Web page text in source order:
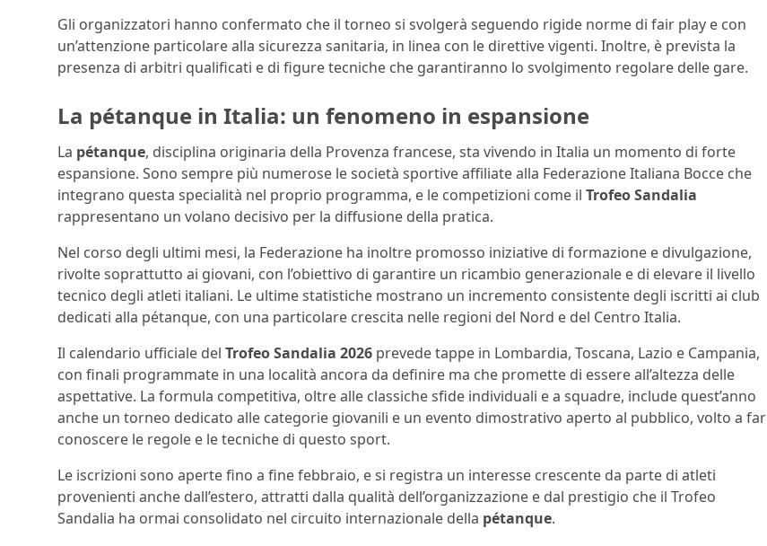
Gli organizzatori hanno confermato che il torneo si svolgerà seguendo rigide norme di fair play e con
un’attenzione particolare alla sicurezza sanitaria, in linea con le direttive vigenti. Inoltre, è prevista la
presenza di arbitri qualificati e di figure tecniche che garantiranno lo svolgimento regolare delle gare.
La pétanque in Italia: un fenomeno in espansione
La pétanque, disciplina originaria della Provenza francese, sta vivendo in Italia un momento di forte
espansione. Sono sempre più numerose le società sportive affiliate alla Federazione Italiana Bocce che
integrano questa specialità nel proprio programma, e le competizioni come il Trofeo Sandalia
rappresentano un volano decisivo per la diffusione della pratica.
Nel corso degli ultimi mesi, la Federazione ha inoltre promosso iniziative di formazione e divulgazione,
rivolte soprattutto ai giovani, con l’obiettivo di garantire un ricambio generazionale e di elevare il livello
tecnico degli atleti italiani. Le ultime statistiche mostrano un incremento consistente degli iscritti ai club
dedicati alla pétanque, con una particolare crescita nelle regioni del Nord e del Centro Italia.
Il calendario ufficiale del Trofeo Sandalia 2026 prevede tappe in Lombardia, Toscana, Lazio e Campania,
con finali programmate in una località ancora da definire ma che promette di essere all’altezza delle
aspettative. La formula competitiva, oltre alle classiche sfide individuali e a squadre, include quest’anno
anche un torneo dedicato alle categorie giovanili e un evento dimostrativo aperto al pubblico, volto a far
conoscere le regole e le tecniche di questo sport.
Le iscrizioni sono aperte fino a fine febbraio, e si registra un interesse crescente da parte di atleti
provenienti anche dall’estero, attratti dalla qualità dell’organizzazione e dal prestigio che il Trofeo
Sandalia ha ormai consolidato nel circuito internazionale della pétanque.